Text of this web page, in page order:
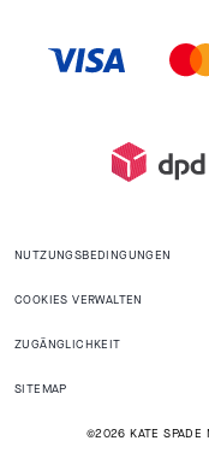
NUTZUNGSBEDINGUNGEN
COOKIES VERWALTEN
ZUGÄNGLICHKEIT
SITEMAP
©2026 KATE SPADE